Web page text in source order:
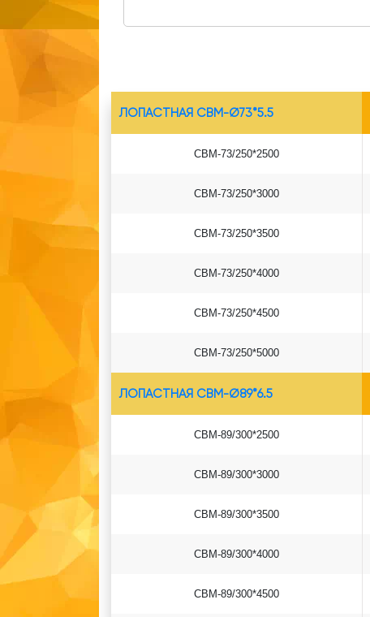
ЛОПАСТНАЯ СВМ-Ø73*5.5
СВМ-73/250*2500
СВМ-73/250*3000
СВМ-73/250*3500
СВМ-73/250*4000
СВМ-73/250*4500
СВМ-73/250*5000
ЛОПАСТНАЯ СВМ-Ø89*6.5
СВМ-89/300*2500
СВМ-89/300*3000
СВМ-89/300*3500
СВМ-89/300*4000
СВМ-89/300*4500